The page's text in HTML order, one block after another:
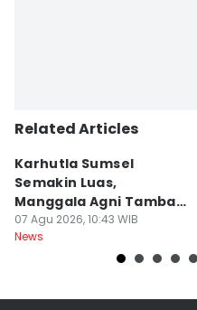
Related Articles
Karhutla Sumsel
Semakin Luas,
Manggala Agni Tambah
Regu Pemadam
07 Agu 2026, 10:43 WIB
News